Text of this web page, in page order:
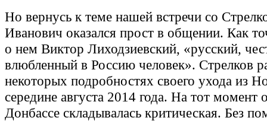
Но вернусь к теме нашей встречи со
Иванович оказался прост в общении. Как
о нем Виктор Лиходзиевский, «русский,
влюбленный в Россию человек». Стрелков
некоторых подробностях своего ухода из
середине августа 2014 года. На тот момент
Донбассе складывалась критическая. Без